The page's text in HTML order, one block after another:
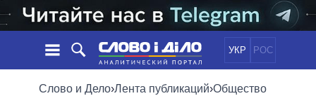
УКР РОС
НОВОСТИ
Слово и Дело›Лента публикаций›Общество